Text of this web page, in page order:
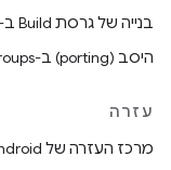
בנייה של גרסת Build ב-Google Groups
היסב (porting) ב-Google Groups
עזרה
מרכז העזרה של Android